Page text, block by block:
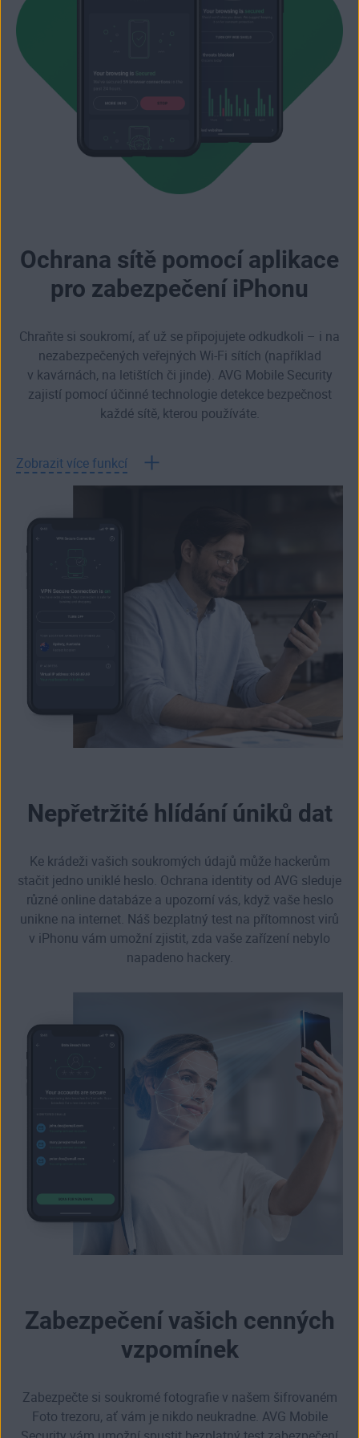
Ochrana sítě pomocí aplikace
pro zabezpečení iPhonu
Chraňte si soukromí, ať už se připojujete odkudkoli – i na
nezabezpečených veřejných Wi-Fi sítích (například
v kavárnách, na letištích či jinde). AVG Mobile Security
zajistí pomocí účinné technologie detekce bezpečnost
každé sítě, kterou používáte.
Zobrazit více funkcí
Nepřetržité hlídání úniků dat
Ke krádeži vašich soukromých údajů může hackerům
stačit jedno uniklé heslo. Ochrana identity od AVG sleduje
různé online databáze a upozorní vás, když vaše heslo
unikne na internet. Náš bezplatný test na přítomnost virů
v iPhonu vám umožní zjistit, zda vaše zařízení nebylo
napadeno hackery.
Zabezpečení vašich cenných
vzpomínek
Zabezpečte si soukromé fotografie v našem šifrovaném
Foto trezoru, ať vám je nikdo neukradne. AVG Mobile